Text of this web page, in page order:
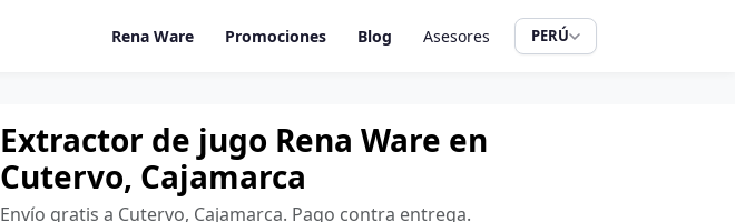
Rena Ware Promociones Blog Asesores PERÚ
Extractor de jugo Rena Ware en
Cutervo, Cajamarca
Envío gratis a Cutervo, Cajamarca. Pago contra entrega.